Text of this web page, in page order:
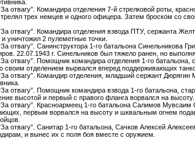
отвагу”. Командира отделения 7-й стрелковой роты,
трех немцев и одного офицера. Затем броском со
отвагу”. Командира отделения взвода ПТУ, сержанта
и уничтожил 2 пулеметные точки.
отвагу”. Санинструктора 1-го батальона
22.07.1943 г. Синельников был тяжело ранен, но
отвагу”. Помощник командира отделения 1-го
своим отделением вырвался вперед поддерживающих
отвагу”. Командир отделения, младший сержант
отвагу”. Помощник командира взвода 1-го батальона,
высотой и первый с правого фланга ворвался на высоту.
отвагу”. Красноармеец 1-го батальона Салимов
первым ворвался на высоту и шквальным огнем
отвагу”. Санитар 1-го батальона, Сачков Алексей
и вынес их с поля боя вместе с оружием.